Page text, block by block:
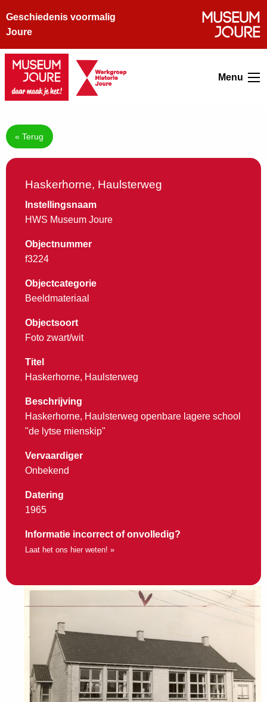
Geschiedenis voormalig
Joure
Menu
« Terug
Haskerhorne, Haulsterweg
Instellingsnaam
HWS Museum Joure
Objectnummer
f3224
Objectcategorie
Beeldmateriaal
Objectsoort
Foto zwart/wit
Titel
Haskerhorne, Haulsterweg
Beschrijving
Haskerhorne, Haulsterweg openbare lagere school
"de lytse mienskip"
Vervaardiger
Onbekend
Datering
1965
Informatie incorrect of onvolledig?
Laat het ons hier weten! »